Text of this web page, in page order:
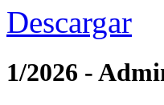
Descargar
1/2026 -